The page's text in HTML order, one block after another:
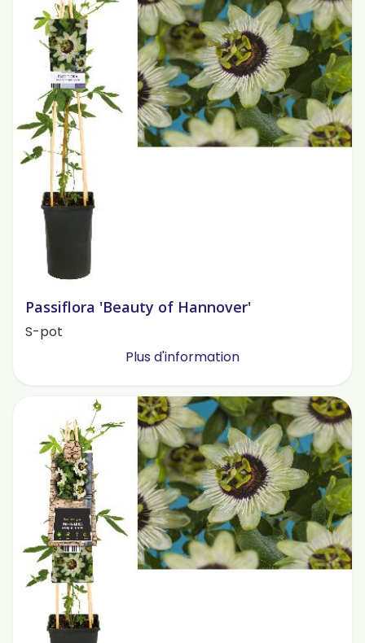
Passiflora 'Beauty of Hannover'
S-pot
Plus d'information